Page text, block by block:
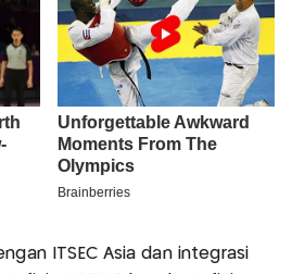
ITSEC Asia dan integrasi